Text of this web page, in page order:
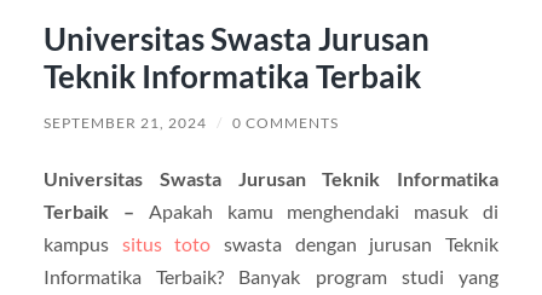
Universitas Swasta Jurusan
Teknik Informatika Terbaik
SEPTEMBER 21, 2024 / 0 COMMENTS
Universitas Swasta Jurusan Teknik Informatika
Terbaik – Apakah kamu menghendaki masuk di
kampus situs toto swasta dengan jurusan Teknik
Informatika Terbaik? Banyak program studi yang